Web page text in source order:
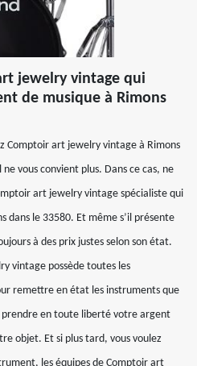
jewelry vintage qui
de musique à Rimons
Comptoir art jewelry vintage à Rimons
vous convient plus. Dans ce cas, ne
art jewelry vintage spécialiste qui
le 33580. Et même s’il présente
à des prix justes selon son état.
vintage possède toutes les
remettre en état les instruments que
prendre en toute liberté votre argent
objet. Et si plus tard, vous voulez
les équipes de Comptoir art